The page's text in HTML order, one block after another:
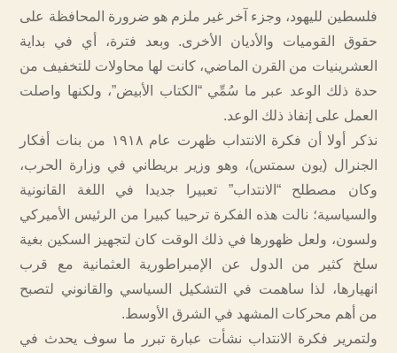
فلسطين لليهود، وجزء آخر غير ملزم هو ضرورة المحافظة على
حقوق القوميات والأديان الأخرى. وبعد فترة، أي في بداية
العشرينيات من القرن الماضي، كانت لها محاولات للتخفيف من
حدة ذلك الوعد عبر ما سُمِّي “الكتاب الأبيض”، ولكنها واصلت
العمل على إنفاذ ذلك الوعد.
نذكر أولا أن فكرة الانتداب ظهرت عام ١٩١٨ من بنات أفكار
الجنرال (يون سمتس)، وهو وزير بريطاني في وزارة الحرب،
وكان مصطلح “الانتداب” تعبيرا جديدا في اللغة القانونية
والسياسية؛ نالت هذه الفكرة ترحيبا كبيرا من الرئيس الأميركي
ولسون، ولعل ظهورها في ذلك الوقت كان لتجهيز السكين بغية
سلخ كثير من الدول عن الإمبراطورية العثمانية مع قرب
انهيارها، لذا ساهمت في التشكيل السياسي والقانوني لتصبح
من أهم محركات المشهد في الشرق الأوسط.
ولتمرير فكرة الانتداب نشأت عبارة تبرر ما سوف يحدث في